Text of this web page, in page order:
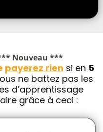
Nouveau ***
payerez rien si en 5
ne battez pas les
d’apprentissage
grâce à ceci :